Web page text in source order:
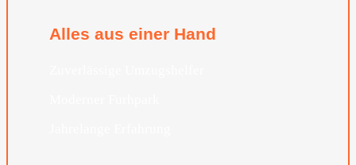
Alles aus einer Hand